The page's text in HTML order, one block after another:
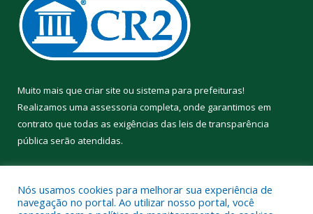
Muito mais que criar site ou sistema para prefeituras!
Realizamos uma assessoria completa, onde garantimos em
contrato que todas as exigências das leis de transparência
pública serão atendidas.
Nós usamos cookies para melhorar sua experiência de
navegação no portal. Ao utilizar nosso portal, você